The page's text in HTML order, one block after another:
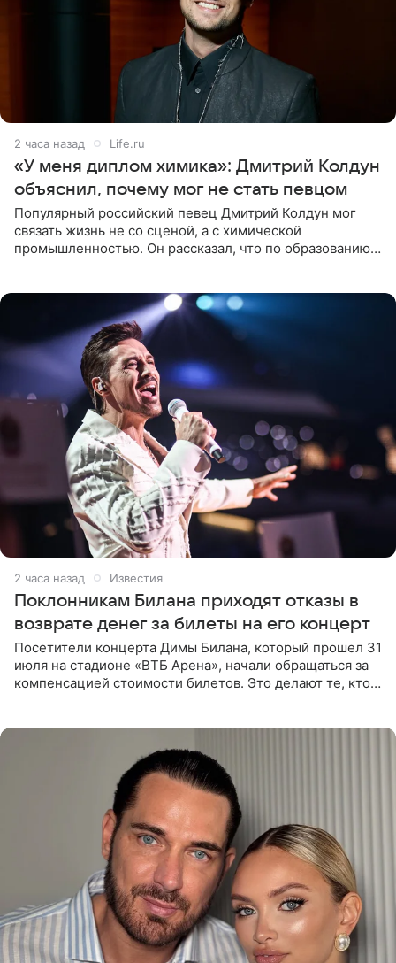
2 часа назад Life.ru
«У меня диплом химика»: Дмитрий Колдун
объяснил, почему мог не стать певцом
Популярный российский певец Дмитрий Колдун мог
связать жизнь не со сценой, а с химической
промышленностью. Он рассказал, что по образованию
2 часа назад Известия
Поклонникам Билана приходят отказы в
возврате денег за билеты на его концерт
Посетители концерта Димы Билана, который прошел 31
июля на стадионе «ВТБ Арена», начали обращаться за
компенсацией стоимости билетов. Это делают те, кто